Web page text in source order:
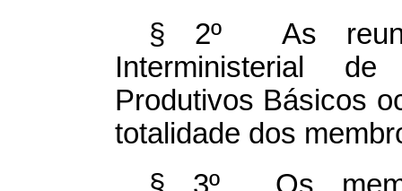
§ 2º As
Interministerial
Produtivos Básicos
totalidade dos